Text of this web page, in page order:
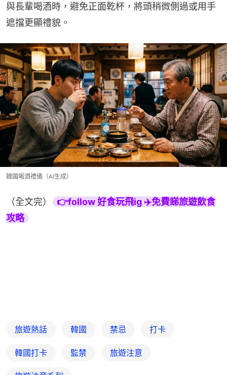
與長輩喝酒時，避免正面乾杯，將頭稍微側過或用手
遮擋更顯禮貌。
韓國喝酒禮儀（AI生成）
（全文完）
👉follow 好食玩飛ig ✈️免費睇旅遊飲食
攻略
旅遊熱話 韓國 禁忌 打卡
韓國打卡 監禁 旅遊注意